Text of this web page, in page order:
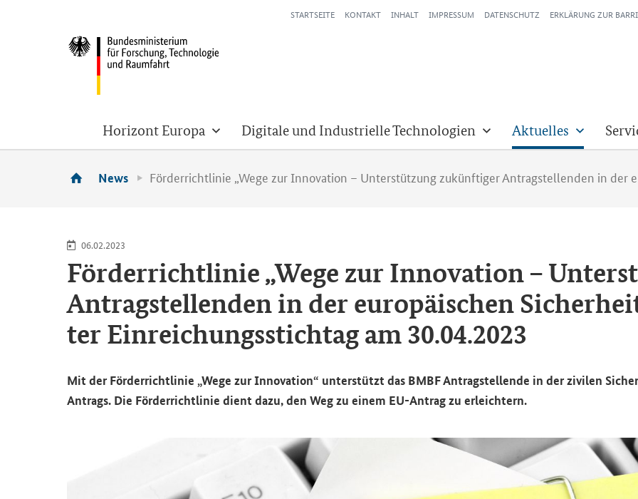
STARTSEITE KONTAKT INHALT IMPRESSUM DATENSCHUTZ ERKLÄRUNG ZUR
Horizont Europa Digitale und Industrielle Technologien Aktuelles
News Förderrichtlinie „Wege zur Innovation – Unterstützung zukünftiger Antragstellenden in der
06.02.2023
För­der­richt­li­nie „Wege zur In­no­va­ti­on –
An­trag­stel­len­den in der eu­ro­päi­schen
ter Ein­rei­chungs­stich­tag am 30.04.2023
Mit der För­der­richt­li­nie „Wege zur In­no­va­ti­on“ un­ter­stützt das BMBF An­trag­stel­len­de in der zi­vi­len
Antrags. Die För­der­richt­li­nie dient dazu, den Weg zu einem EU-​Antrag zu er­leich­tern.